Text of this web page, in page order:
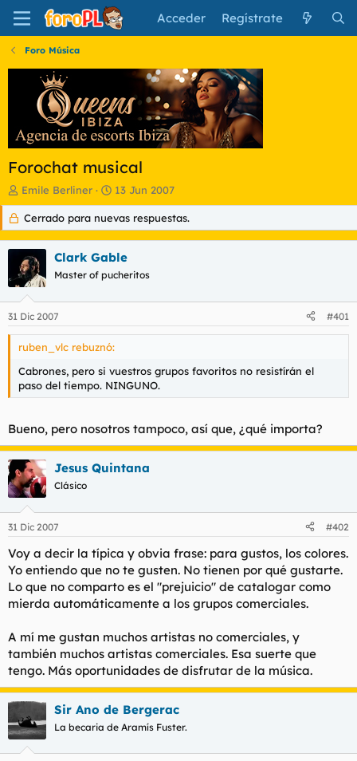
Acceder Regístrate
Foro Música
Forochat musical
I
n
c
i
a
d
o
r
d
e
l
e
m
Emile Berliner
F
e
c
h
d
e
n
c
i
13 Jun 2007
Cerrado para nuevas respuestas.
Clark Gable
Master of pucheritos
31 Dic 2007 #401
ruben_vlc rebuznó:
Cabrones, pero si vuestros grupos favoritos no resistírán el
paso del tiempo. NINGUNO.
Bueno, pero nosotros tampoco, así que, ¿qué importa?
Jesus Quintana
Clásico
31 Dic 2007 #402
Voy a decir la típica y obvia frase: para gustos, los colores.
Yo entiendo que no te gusten. No tienen por qué gustarte.
Lo que no comparto es el "prejuicio" de catalogar como
mierda automáticamente a los grupos comerciales.
A mí me gustan muchos artistas no comerciales, y
también muchos artistas comerciales. Esa suerte que
tengo. Más oportunidades de disfrutar de la música.
Sir Ano de Bergerac
La becaria de Aramís Fuster.